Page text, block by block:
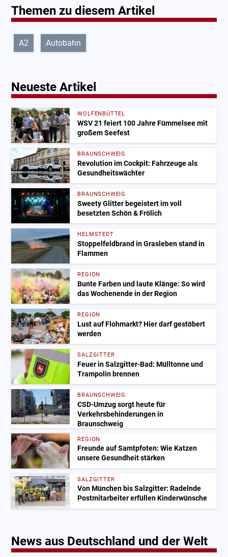
Themen zu diesem Artikel
A2 Autobahn
Neueste Artikel
WOLFENBÜTTEL
WSV 21 feiert 100 Jahre Fümmelsee mit
großem Seefest
BRAUNSCHWEIG
Revolution im Cockpit: Fahrzeuge als
Gesundheitswächter
BRAUNSCHWEIG
Sweety Glitter begeistert im voll
besetzten Schön & Frölich
HELMSTEDT
Stoppelfeldbrand in Grasleben stand in
Flammen
REGION
Bunte Farben und laute Klänge: So wird
das Wochenende in der Region
REGION
Lust auf Flohmarkt? Hier darf gestöbert
werden
SALZGITTER
Feuer in Salzgitter-Bad: Mülltonne und
Trampolin brennen
BRAUNSCHWEIG
CSD-Umzug sorgt heute für
Verkehrsbehinderungen in
Braunschweig
REGION
Freunde auf Samtpfoten: Wie Katzen
unsere Gesundheit stärken
SALZGITTER
Von München bis Salzgitter: Radelnde
Postmitarbeiter erfüllen Kinderwünsche
News aus Deutschland und der Welt